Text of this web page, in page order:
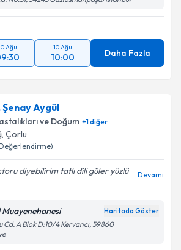
Ağu 10 Ağu
10:00 Daha Fazla
Şenay Aygül
ve Doğum +1diğer
, Çorlu
diyebilirim tatlı dili güler yüzlü
Devamı
Haritada Göster
Cd. A Blok D:10/4 Kervancı, 59860